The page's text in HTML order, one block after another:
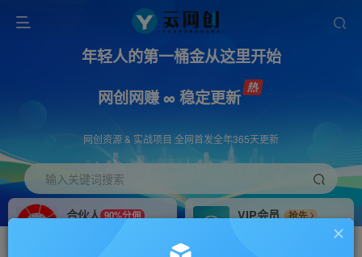
年轻人的第一桶金从这里开始
网创网赚 ∞ 稳定更新
网创资源 & 实战项目 全网首发全年365天更新
输入关键词搜索
合伙人 90%分佣
VIP会员
抢先